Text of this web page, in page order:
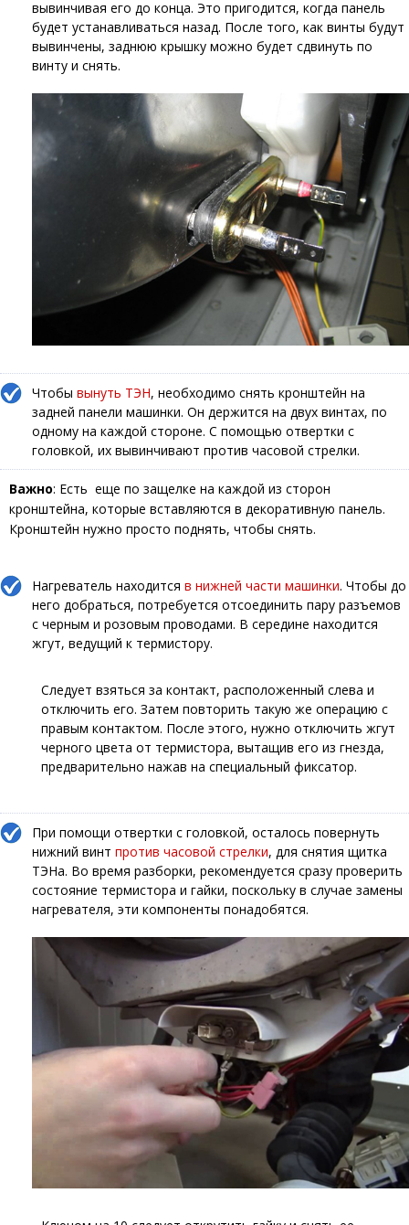
вывинчивая его до конца. Это пригодится, когда панель
будет устанавливаться назад. После того, как винты будут
вывинчены, заднюю крышку можно будет сдвинуть по
винту и снять.
Чтобы вынуть ТЭН, необходимо снять кронштейн на
задней панели машинки. Он держится на двух винтах, по
одному на каждой стороне. С помощью отвертки с
головкой, их вывинчивают против часовой стрелки.
Важно: Есть еще по защелке на каждой из сторон
кронштейна, которые вставляются в декоративную панель.
Кронштейн нужно просто поднять, чтобы снять.
Нагреватель находится в нижней части машинки. Чтобы до
него добраться, потребуется отсоединить пару разъемов
с черным и розовым проводами. В середине находится
жгут, ведущий к термистору.
Следует взяться за контакт, расположенный слева и
отключить его. Затем повторить такую же операцию с
правым контактом. После этого, нужно отключить жгут
черного цвета от термистора, вытащив его из гнезда,
предварительно нажав на специальный фиксатор.
При помощи отвертки с головкой, осталось повернуть
нижний винт против часовой стрелки, для снятия щитка
ТЭНа. Во время разборки, рекомендуется сразу проверить
состояние термистора и гайки, поскольку в случае замены
нагревателя, эти компоненты понадобятся.